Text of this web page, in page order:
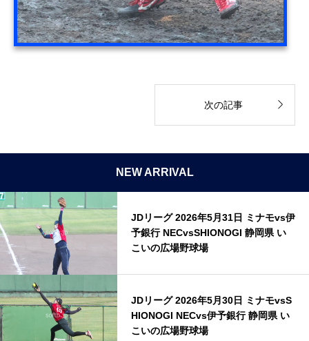
次の記事 
NEW ARRIVAL
JDリーグ 2026年5月31日 ミナモvs伊
予銀行 NECvsSHIONOGI 静岡県 い
こいの広場野球場
JDリーグ 2026年5月30日 ミナモvsS
HIONOGI NECvs伊予銀行 静岡県 い
こいの広場野球場